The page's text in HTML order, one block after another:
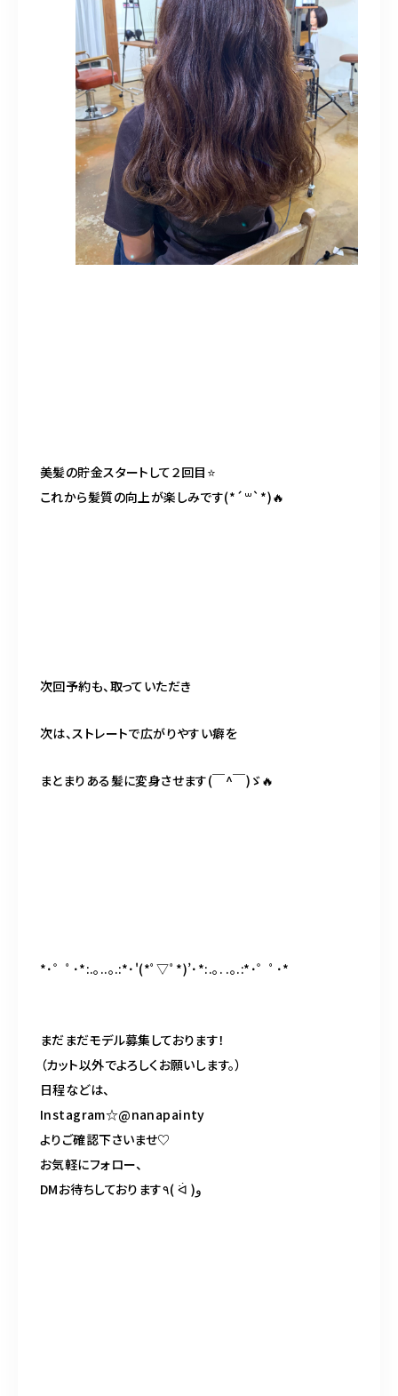
美髪の貯金スタートして２回目 ⭐️
これから髪質の向上が楽しみです(*´ ꒳`*)🔥
次回予約も、取っていただき
次は、ストレートで広がりやすい癖を
まとまりある髪に変身させます(￣^￣)ゞ🔥
*･゜ﾟ･*:.｡..｡.:*･'(*ﾟ▽ﾟ*)’･*:.｡. .｡.:*･゜ﾟ･*
まだまだモデル募集しております！
（カット以外でよろしくお願いします。）
日程などは、
Instagram☆@nanapainty
よりご確認下さいませ♡
お気軽にフォロー、
DMお待ちしております٩( ᐛ )و